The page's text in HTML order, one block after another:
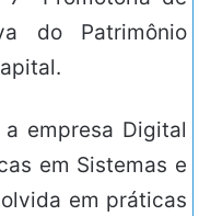
do Patrimônio
empresa Digital
em Sistemas e
em práticas